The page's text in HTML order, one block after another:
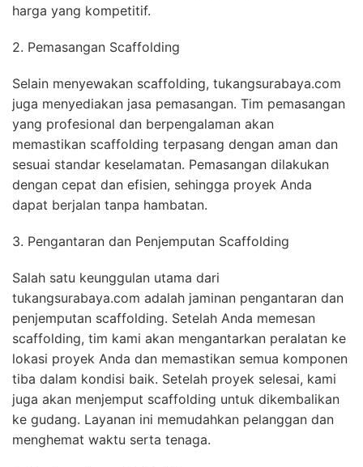
harga yang kompetitif.
2. Pemasangan Scaffolding
Selain menyewakan scaffolding, tukangsurabaya.com
juga menyediakan jasa pemasangan. Tim pemasangan
yang profesional dan berpengalaman akan
memastikan scaffolding terpasang dengan aman dan
sesuai standar keselamatan. Pemasangan dilakukan
dengan cepat dan efisien, sehingga proyek Anda
dapat berjalan tanpa hambatan.
3. Pengantaran dan Penjemputan Scaffolding
Salah satu keunggulan utama dari
tukangsurabaya.com adalah jaminan pengantaran dan
penjemputan scaffolding. Setelah Anda memesan
scaffolding, tim kami akan mengantarkan peralatan ke
lokasi proyek Anda dan memastikan semua komponen
tiba dalam kondisi baik. Setelah proyek selesai, kami
juga akan menjemput scaffolding untuk dikembalikan
ke gudang. Layanan ini memudahkan pelanggan dan
menghemat waktu serta tenaga.